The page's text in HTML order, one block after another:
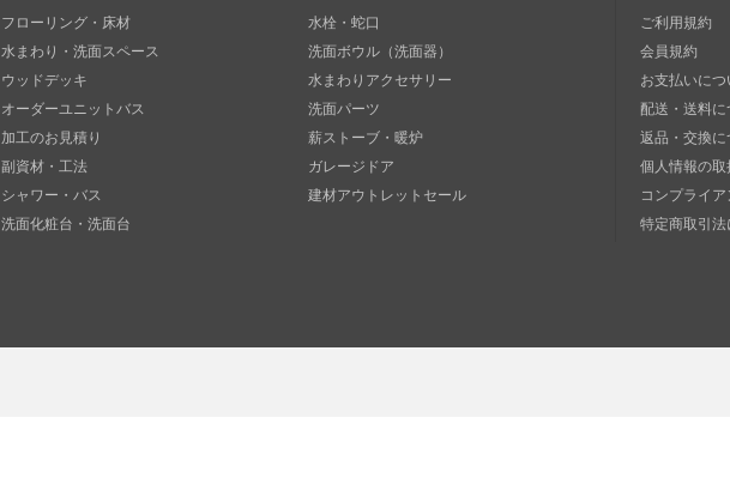
フローリング・床材
水まわり・洗面スペース
ウッドデッキ
オーダーユニットバス
加工のお見積り
副資材・工法
シャワー・バス
洗面化粧台・洗面台
水栓・蛇口
洗面ボウル（洗面器）
水まわりアクセサリー
洗面パーツ
薪ストーブ・暖炉
ガレージドア
建材アウトレットセール
ご利用規約
会員規約
お支払いにつ
配送・送料に
返品・交換に
個人情報の
コンプライ
特定商取引